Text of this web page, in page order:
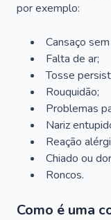
por exemplo:
Cansaço
Falta de ar;
Tosse
Rouquidão;
Problemas
Nariz
Reação
Chiado ou
Roncos.
Como é uma